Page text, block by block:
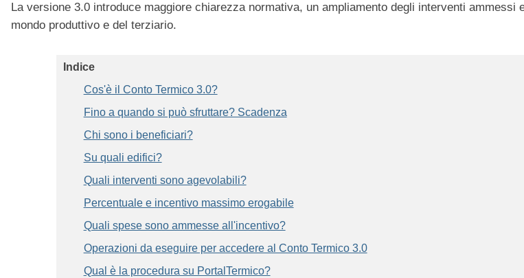
La versione 3.0 introduce maggiore chiarezza normativa, un ampliamento degli interventi
mondo produttivo e del terziario.
Indice
Cos'è il Conto Termico 3.0?
Fino a quando si può sfruttare? Scadenza
Chi sono i beneficiari?
Su quali edifici?
Quali interventi sono agevolabili?
Percentuale e incentivo massimo erogabile
Quali spese sono ammesse all'incentivo?
Operazioni da eseguire per accedere al Conto Termico 3.0
Qual è la procedura su PortalTermico?